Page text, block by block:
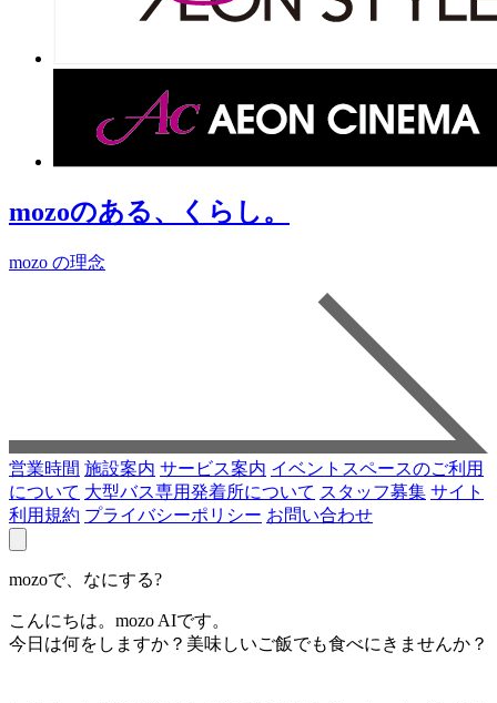
mozoのある、くらし。
mozo の理念
営業時間 施設案内 サービス案内 イベントスペースのご利用
について 大型バス専用発着所について スタッフ募集 サイト
利用規約 プライバシーポリシー お問い合わせ
mozoで、なにする?
こんにちは。mozo AIです。
今日は何をしますか？美味しいご飯でも食べにきませんか？